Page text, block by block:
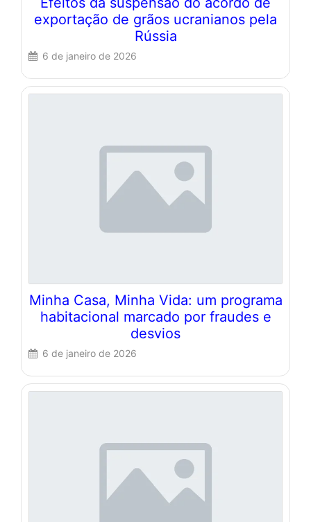
exportação de grãos ucranianos pela
Rússia
6 de janeiro de 2026
Minha Casa, Minha Vida: um programa
habitacional marcado por fraudes e
desvios
6 de janeiro de 2026